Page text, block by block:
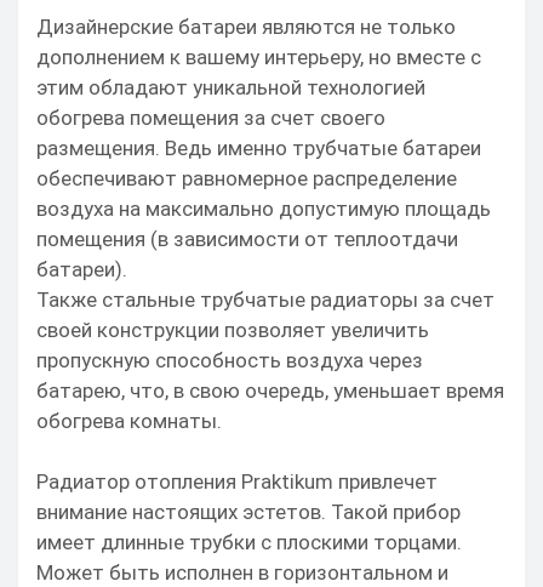
Дизайнерские батареи являются не только
дополнением к вашему интерьеру, но вместе с
этим обладают уникальной технологией
обогрева помещения за счет своего
размещения. Ведь именно трубчатые батареи
обеспечивают равномерное распределение
воздуха на максимально допустимую площадь
помещения (в зависимости от теплоотдачи
батареи).
Также стальные трубчатые радиаторы за счет
своей конструкции позволяет увеличить
пропускную способность воздуха через
батарею, что, в свою очередь, уменьшает время
обогрева комнаты.
Радиатор отопления Praktikum привлечет
внимание настоящих эстетов. Такой прибор
имеет длинные трубки с плоскими торцами.
Может быть исполнен в горизонтальном и